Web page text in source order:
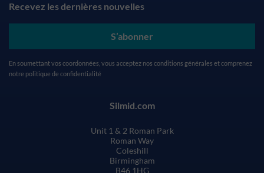
Recevez les dernières nouvelles
S’abonner
En soumettant vos coordonnées, vous acceptez nos conditions générales et comprenez
notre politique de confidentialité
Silmid.com
Unit 1 & 2 Roman Park
Roman Way
Coleshill
Birmingham
B46 1HG